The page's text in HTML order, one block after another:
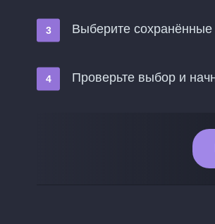
Выберите сохранённые
Проверьте выбор и